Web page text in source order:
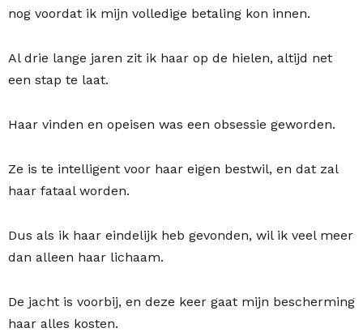
nog voordat ik mijn volledige betaling kon innen.
Al drie lange jaren zit ik haar op de hielen, altijd net
een stap te laat.
Haar vinden en opeisen was een obsessie geworden.
Ze is te intelligent voor haar eigen bestwil, en dat zal
haar fataal worden.
Dus als ik haar eindelijk heb gevonden, wil ik veel meer
dan alleen haar lichaam.
De jacht is voorbij, en deze keer gaat mijn bescherming
haar alles kosten.